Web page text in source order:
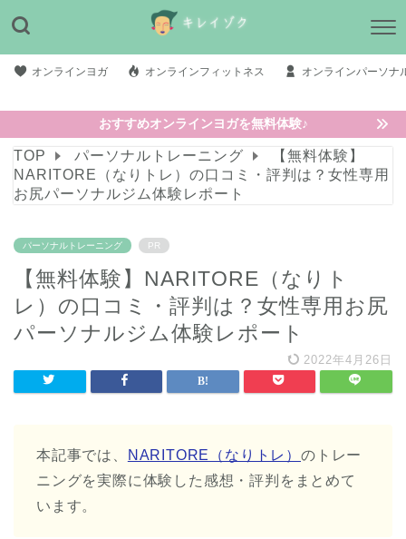
オンラインヨガ オンラインフィットネス オンラインパーソナ
おすすめオンラインヨガを無料体験♪
TOP パーソナルトレーニング
【無料体験】
NARITORE（なりトレ）の口コミ・評判は？女性専用
お尻パーソナルジム体験レポート
パーソナルトレーニング PR
【無料体験】NARITORE（なりト
レ）の口コミ・評判は？女性専用お尻
パーソナルジム体験レポート
2022年4月26日
本記事では、 NARITORE（なりトレ）のトレー
ニングを実際に体験した感想・評判をまとめて
います。